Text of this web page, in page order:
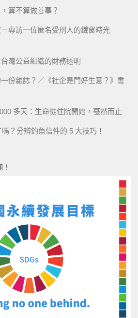
算不算做善事？
專訪一位匿名受刑人的鐵窗時光
灣公益組織的財務透明
一份雜誌？／《社企是門好生意？》書
多天：生命從住院開始，戞然而止
？分辨釣魚信件的 5 大技巧！